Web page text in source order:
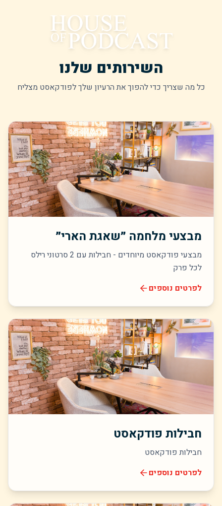
השירותים שלנו
כל מה שצריך כדי להפוך את הרעיון שלך לפודקאסט מצליח
מבצעי מלחמה ״שאגת הארי״
מבצעי פודקאסט מיוחדים - חבילות עם 2 סרטוני רילס
לכל פרק
לפרטים נוספים
חבילות פודקאסט
חבילות פודקאסט
לפרטים נוספים